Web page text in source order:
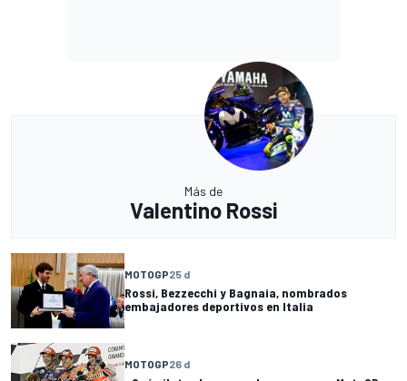
Más de
Valentino Rossi
MOTOGP25 d
Rossi, Bezzecchi y Bagnaia, nombrados
embajadores deportivos en Italia
MOTOGP26 d